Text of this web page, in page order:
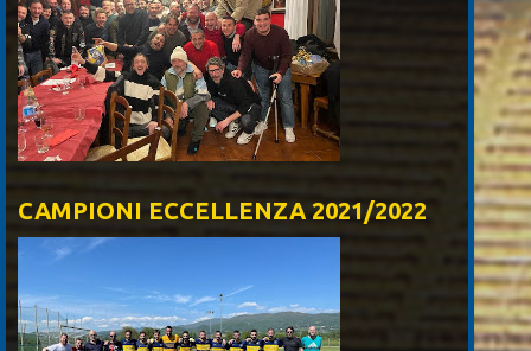
CAMPIONI ECCELLENZA 2021/2022